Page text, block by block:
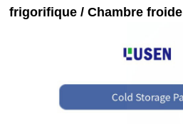
frigorifique / Chambre froide